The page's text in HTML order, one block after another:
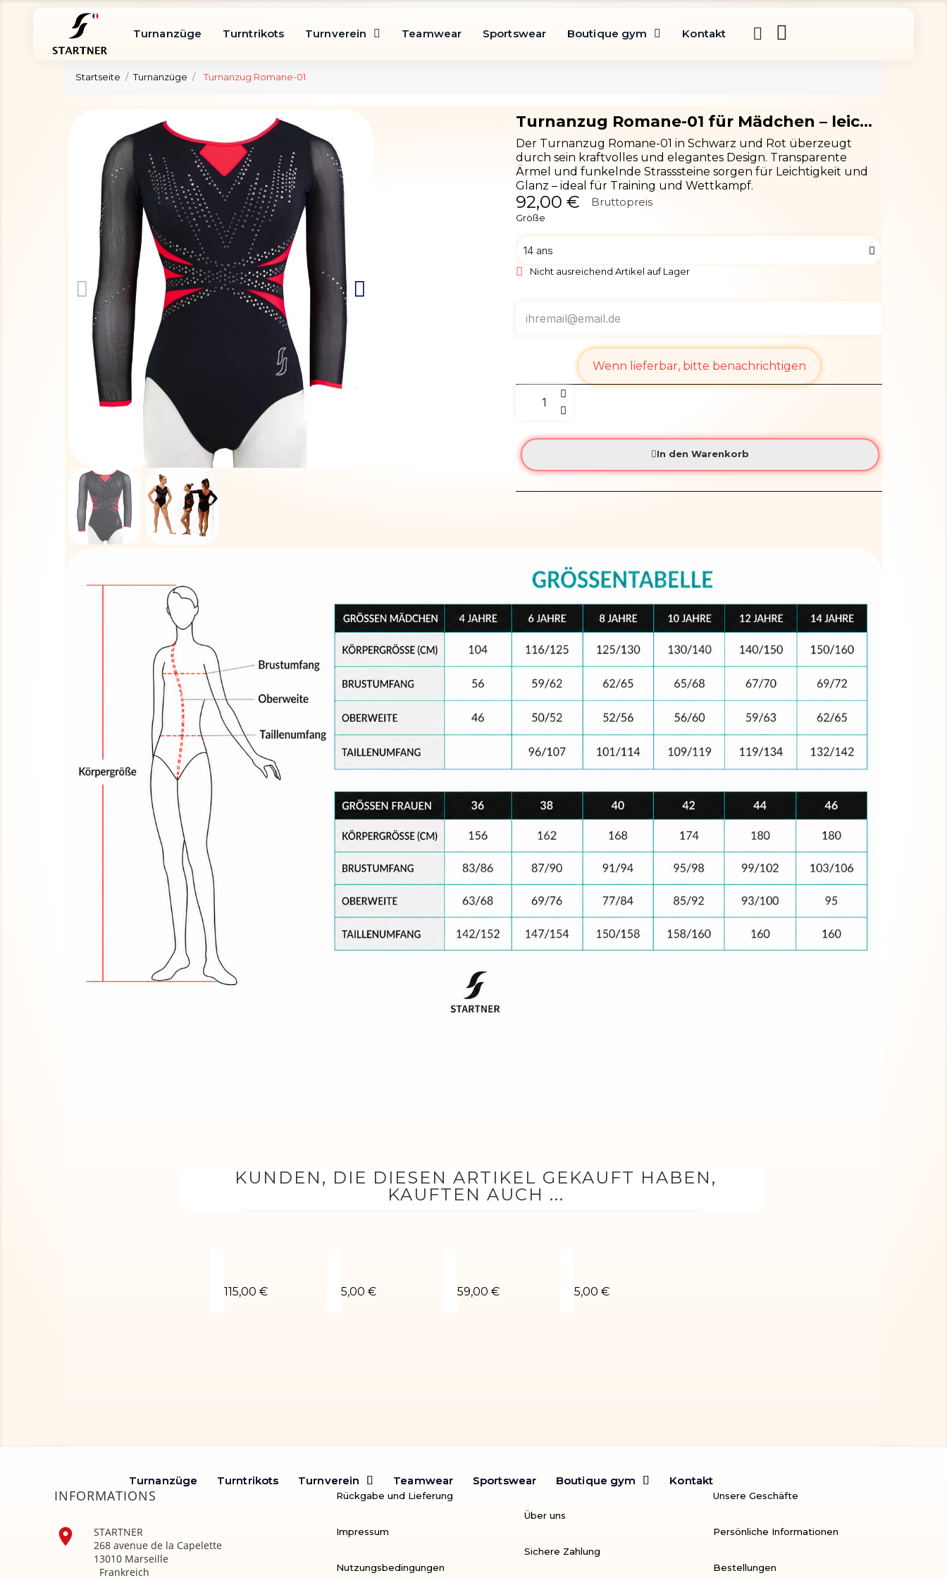
Turnanzüge Turntrikots Turnverein Teamwear Sportswear Boutique gym Kontakt
Startseite Turnanzüge Turnanzug Romane-01
Turnanzug Romane-01 für Mädchen – leicht und atmungsaktiv
Der Turnanzug Romane-01 in Schwarz und Rot überzeugt
durch sein kraftvolles und elegantes Design. Transparente
Ärmel und funkelnde Strasssteine sorgen für Leichtigkeit und
Glanz – ideal für Training und Wettkampf.
92,00 € Bruttopreis
Größe
Nicht ausreichend Artikel auf Lager
Wenn lieferbar, bitte benachrichtigen
In den Warenkorb
KUNDEN, DIE DIESEN ARTIKEL GEKAUFT HABEN,
KAUFTEN AUCH ...
115,00 € 5,00 € 59,00 € 5,00 €
Turnanzüge Turntrikots Turnverein Teamwear Sportswear Boutique gym Kontakt
Turnanzüge Turntrikots Turnverein Teamwear Sportswear Boutique gym Kontakt
INFORMATIONS

STARTNER
268 avenue de la Capelette
13010 Marseille
Frankreich
Rückgabe und Lieferung
Impressum
Nutzungsbedingungen
Über uns
Sichere Zahlung
Unsere Geschäfte
Persönliche Informationen
Bestellungen